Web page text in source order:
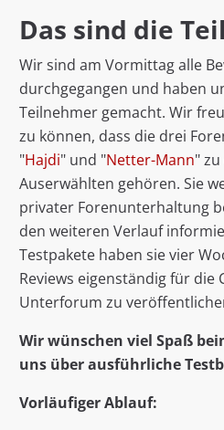
Das sind die
Wir sind am Vormittag alle
durchgegangen und haben
Teilnehmer gemacht. Wir
zu können, dass die drei
"Hajdi" und "Netter-Mann"
Auserwählten gehören. Sie
privater Forenunterhaltung
den weiteren Verlauf
Testpakete haben sie vier
Reviews eigenständig für die
Unterforum zu
Wir wünschen viel Spaß
uns über ausführliche
Vorläufiger Ablauf: